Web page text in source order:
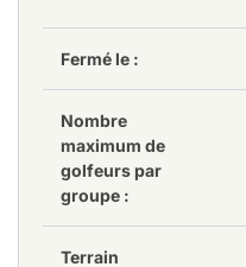
Fermé le :
Nombre
maximum de
golfeurs par
groupe :
Terrain